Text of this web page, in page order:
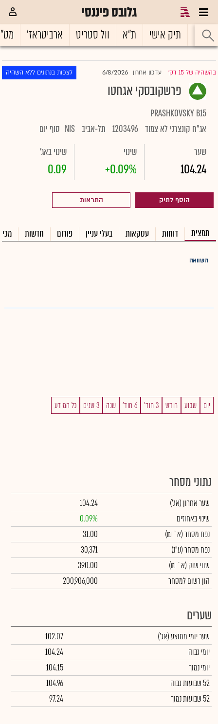
גלובס פיננסי
ראשי תיק אישי ת"א וול סטריט ארביטראז'
בהשהיה של 15 דק' |עדכון אחרון 6/8/2026 לצפות בנתונים ללא השהיה
פרשקובסקי אגחטו
PRASHKOVSKY B15
אג"ח קונצרני לא צמוד 1203496 תל-אביב NIS סוף יום
שער
104.24
שינוי
+0.09%
שינוי באג'
0.09
הוסף לתיק התראות
תמצית דוחות עסקאות בעלי עניין פורום חדשות
השוואה
יום שבוע חודש 3 חוד' 6 חוד' שנה 3 שנים כל המידע
נתוני מסחר
שער אחרון (אג')
104.24
שינוי באחוזים
0.09%
נפח מסחר(א` ₪)
31.00
נפח מסחר(ע"נ)
30,371
שווי שוק (א` ₪)
390.00
הון רשום למסחר
200,906,000
שערים
שער יומי ממוצע(אג')
102.07
יומי גבוה
104.24
יומי נמוך
104.15
52 שבועות גבוה
104.96
52 שבועות נמוך
97.24